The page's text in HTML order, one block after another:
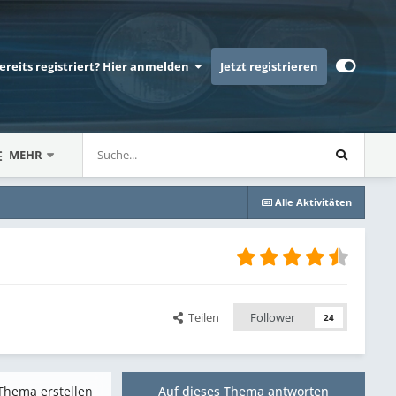
registriert? Hier anmelden Jetzt registrieren
MEHR
Alle Aktivitäten
Teilen Follower 24
Auf dieses Thema antworten
erstellen